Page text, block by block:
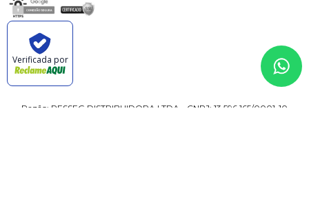
Verificada por
Razão: RESSEG DISTRIBUIDORA LTDA - CNPJ: 13.596.165/0001-10